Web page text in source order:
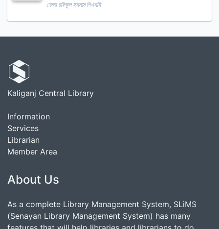
মেজর রফিকুল ইসলাম পিএসসি
Kaliganj Central Library
Information
Services
Librarian
Member Area
About Us
As a complete Library Management System, SLiMS
(Senayan Library Management System) has many